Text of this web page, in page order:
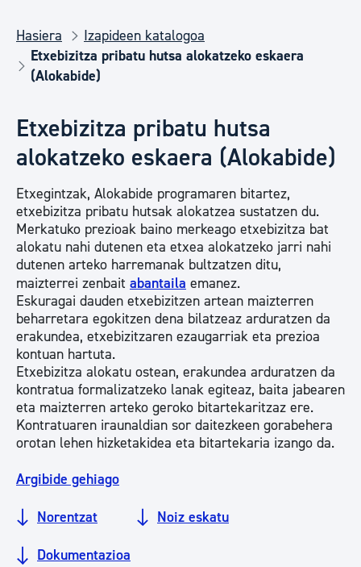
Hasiera
Izapideen katalogoa
Etxebizitza pribatu hutsa alokatzeko eskaera
(Alokabide)
Etxebizitza pribatu hutsa
alokatzeko eskaera (Alokabide)
Etxegintzak, Alokabide programaren bitartez,
etxebizitza pribatu hutsak alokatzea sustatzen du.
Merkatuko prezioak baino merkeago etxebizitza bat
alokatu nahi dutenen eta etxea alokatzeko jarri nahi
dutenen arteko harremanak bultzatzen ditu,
maizterrei zenbait abantaila emanez.
Eskuragai dauden etxebizitzen artean maizterren
beharretara egokitzen dena bilatzeaz arduratzen da
erakundea, etxebizitzaren ezaugarriak eta prezioa
kontuan hartuta.
Etxebizitza alokatu ostean, erakundea arduratzen da
kontratua formalizatzeko lanak egiteaz, baita jabearen
eta maizterren arteko geroko bitartekaritzaz ere.
Kontratuaren iraunaldian sor daitezkeen gorabehera
orotan lehen hizketakidea eta bitartekaria izango da.
Argibide gehiago
Norentzat Noiz eskatu
Dokumentazioa